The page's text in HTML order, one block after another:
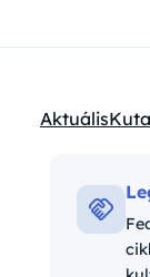
Kategóriák:
Aktuális